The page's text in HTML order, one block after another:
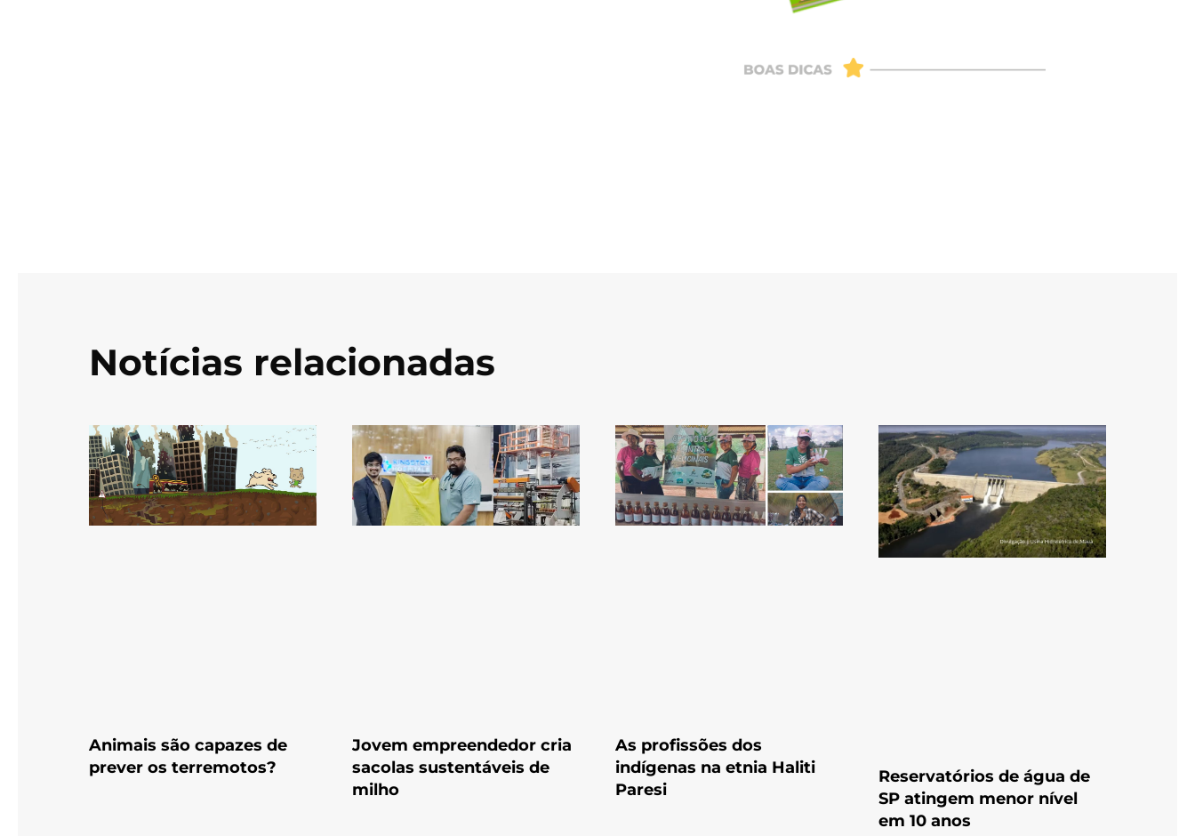
Notícias relacionadas
Animais são capazes de
prever os terremotos?
Jovem empreendedor cria
sacolas sustentáveis de
milho
As profissões dos
indígenas na etnia Haliti
Paresi
Reservatórios de água de
SP atingem menor nível
em 10 anos